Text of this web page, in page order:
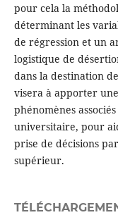
pour cela la
déterminant les
de régression et un
logistique de
dans la destination
visera à apporter
phénomènes
universitaire, pour
prise de décisions
supérieur.